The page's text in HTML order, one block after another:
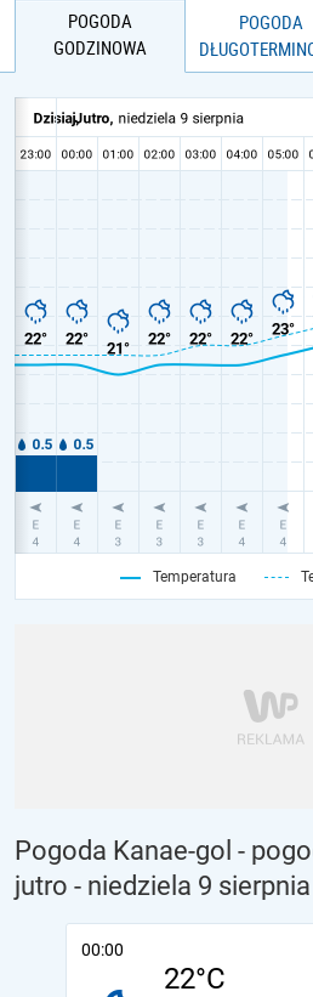
POGODA
GODZINOWA
POGODA
Temperatura
Pogoda Kanae-gol -
jutro - niedziela 9 sierpnia
00:00
22°C